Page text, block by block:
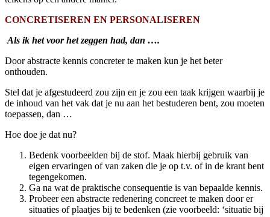
CONCRETISEREN EN PERSONALISEREN
Als ik het voor het zeggen had, dan ….
Door abstracte kennis concreter te maken kun je het beter
onthouden.
Stel dat je afgestudeerd zou zijn en je zou een taak krijgen waarbij je
de inhoud van het vak dat je nu aan het bestuderen bent, zou moeten
toepassen, dan …
Hoe doe je dat nu?
Bedenk voorbeelden bij de stof. Maak hierbij gebruik van
eigen ervaringen of van zaken die je op t.v. of in de krant bent
tegengekomen.
Ga na wat de praktische consequentie is van bepaalde kennis.
Probeer een abstracte redenering concreet te maken door er
situaties of plaatjes bij te bedenken (zie voorbeeld: ‘situatie bij